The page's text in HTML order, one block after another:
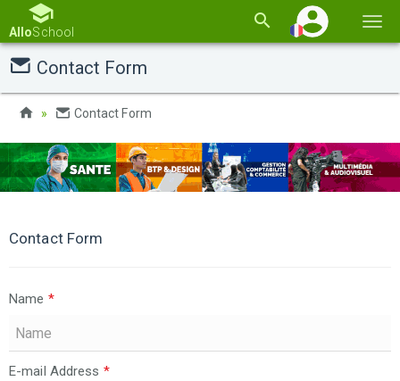
la
AlloSchool
Contact Form
Contact Form
Contact Form
Name *
E-mail Address *